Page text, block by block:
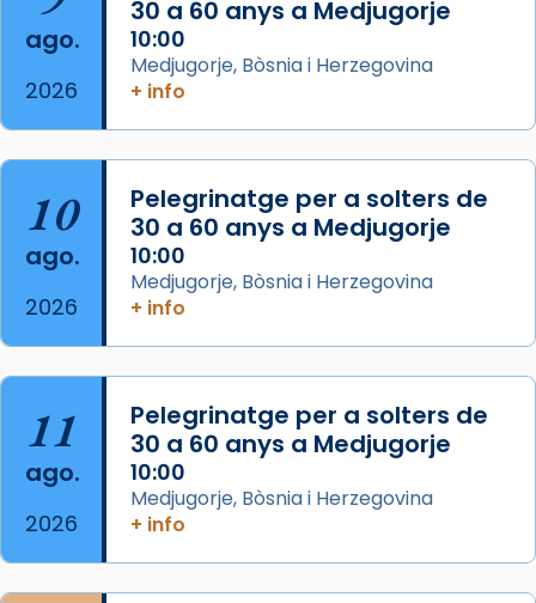
2 weeks ago
Aquest dilluns, 27 de juliol, ha tingut lloc la
missa d’acció de gràcies en agraïment al
comitè organitzador de la visita apostòlica
del Sant Pare Lleó XIV a Barcelona, i als
col·laboradors, a la Catedral de Barcelona.
L’arquebisbe de Barcelona, el cardenal Joan
Josep Omella, ha presidit la missa i l’ha
concelebrat el bisbe auxiliar de Barcelona,
Mons. David Abadías.
📸 Dr. G. Simón
Foto
View on Facebook · Share
Arquebisbat de Barcelona
2 weeks ago
ago.
2026
30 a 60 anys a Medjugorje
10:00
Medjugorje, Bòsnia i Herzegovina
+ info
10
ago.
2026
Pelegrinatge per a solters de
30 a 60 anys a Medjugorje
10:00
Medjugorje, Bòsnia i Herzegovina
+ info
11
ago.
2026
Pelegrinatge per a solters de
30 a 60 anys a Medjugorje
10:00
Medjugorje, Bòsnia i Herzegovina
+ info